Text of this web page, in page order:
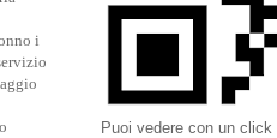
i
Puoi vedere con un